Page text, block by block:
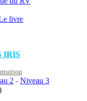
livre
IRIS
2 - Niveau 3